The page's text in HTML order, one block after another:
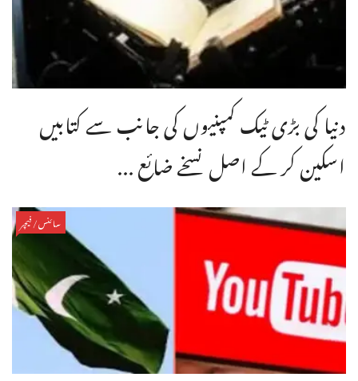
دنیا کی بڑی ٹیک کمپنیوں کی جانب سے کتابیں
اسکین کر کے اصل نسخے ضائع ...
سائنس/فیچر